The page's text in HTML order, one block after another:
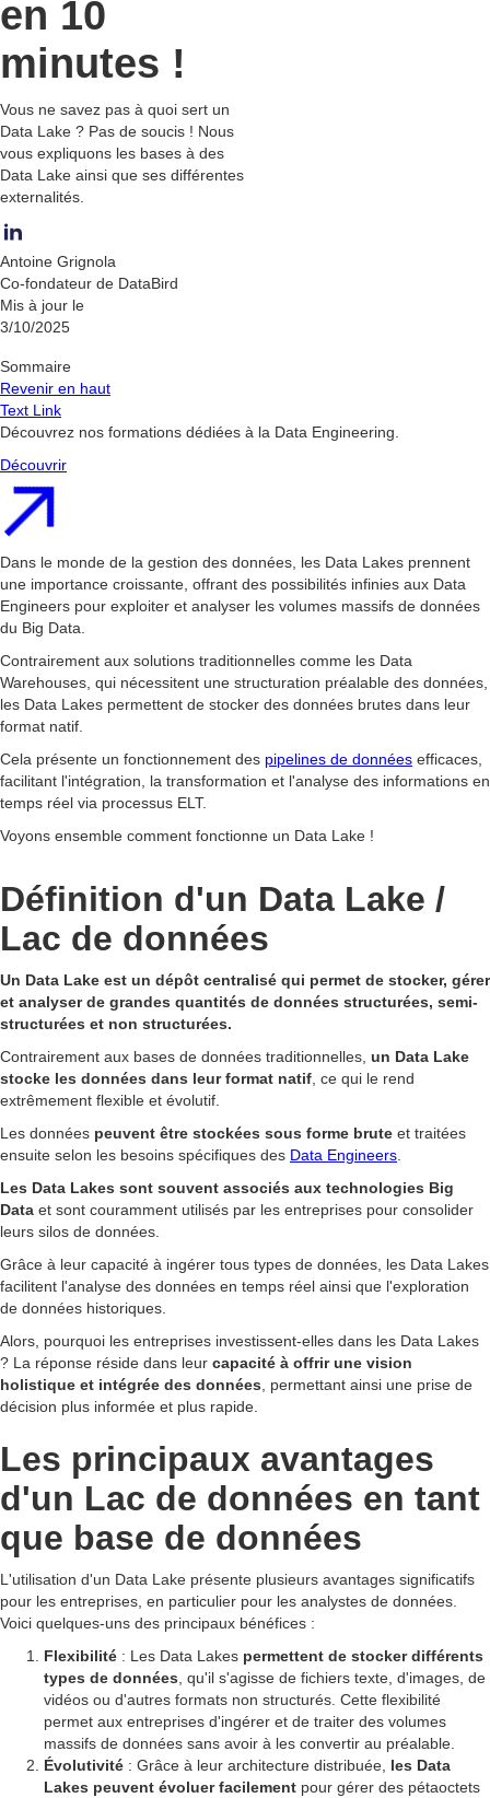
en 10
minutes !
Vous ne savez pas à quoi sert un
Data Lake ? Pas de soucis ! Nous
vous expliquons les bases à des
Data Lake ainsi que ses différentes
externalités.
Antoine Grignola
Co-fondateur de DataBird
Mis à jour le
3/10/2025
Sommaire
Revenir en haut
Text Link
Découvrez nos formations dédiées à la Data Engineering.
Découvrir
Dans le monde de la gestion des données, les Data Lakes prennent
une importance croissante, offrant des possibilités infinies aux Data
Engineers pour exploiter et analyser les volumes massifs de données
du Big Data.
Contrairement aux solutions traditionnelles comme les Data
Warehouses, qui nécessitent une structuration préalable des données,
les Data Lakes permettent de stocker des données brutes dans leur
format natif.
Cela présente un fonctionnement des pipelines de données efficaces,
facilitant l'intégration, la transformation et l'analyse des informations en
temps réel via processus ELT.
Voyons ensemble comment fonctionne un Data Lake !
Définition d'un Data Lake /
Lac de données
Un Data Lake est un dépôt centralisé qui permet de stocker, gérer
et analyser de grandes quantités de données structurées, semi-
structurées et non structurées.
Contrairement aux bases de données traditionnelles, un Data Lake
stocke les données dans leur format natif , ce qui le rend
extrêmement flexible et évolutif.
Les données peuvent être stockées sous forme brute et traitées
ensuite selon les besoins spécifiques des Data Engineers
Les Data Lakes sont souvent associés aux technologies Big
Data et sont couramment utilisés par les entreprises pour consolider
leurs silos de données.
Grâce à leur capacité à ingérer tous types de données, les Data Lakes
facilitent l'analyse des données en temps réel ainsi que l'exploration
de données historiques.
Alors, pourquoi les entreprises investissent-elles dans les Data Lakes
? La réponse réside dans leur capacité à offrir une vision
holistique et intégrée des données , permettant ainsi une prise de
décision plus informée et plus rapide.
Les principaux avantages
d'un Lac de données en tant
que base de données
L'utilisation d'un Data Lake présente plusieurs avantages significatifs
pour les entreprises, en particulier pour les analystes de données.
Voici quelques-uns des principaux bénéfices :
Flexibilité : Les Data Lakes permettent de stocker différents
types de données , qu'il s'agisse de fichiers texte, d'images, de
vidéos ou d'autres formats non structurés. Cette flexibilité
permet aux entreprises d'ingérer et de traiter des volumes
massifs de données sans avoir à les convertir au préalable.
Évolutivité : Grâce à leur architecture distribuée, les Data
Lakes peuvent évoluer facilement pour gérer des pétaoctets